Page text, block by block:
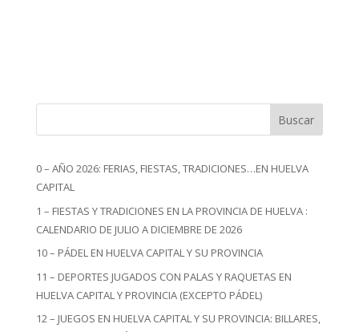
Buscar
0 – AÑO 2026: FERIAS, FIESTAS, TRADICIONES…EN HUELVA
CAPITAL
1 – FIESTAS Y TRADICIONES EN LA PROVINCIA DE HUELVA :
CALENDARIO DE JULIO A DICIEMBRE DE 2026
10 – PÁDEL EN HUELVA CAPITAL Y SU PROVINCIA
11 – DEPORTES JUGADOS CON PALAS Y RAQUETAS EN
HUELVA CAPITAL Y PROVINCIA (EXCEPTO PÁDEL)
12 – JUEGOS EN HUELVA CAPITAL Y SU PROVINCIA: BILLARES,